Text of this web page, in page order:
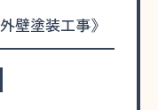
壁塗装工事》